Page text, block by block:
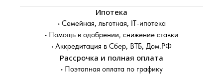
Ипотека
• Семейная, льготная, IT-ипотека
• Помощь в одобрении, снижение ставки
• Аккредитация в Сбер, ВТБ, Дом.РФ
Рассрочка и полная оплата
• Поэтапная оплата по графику